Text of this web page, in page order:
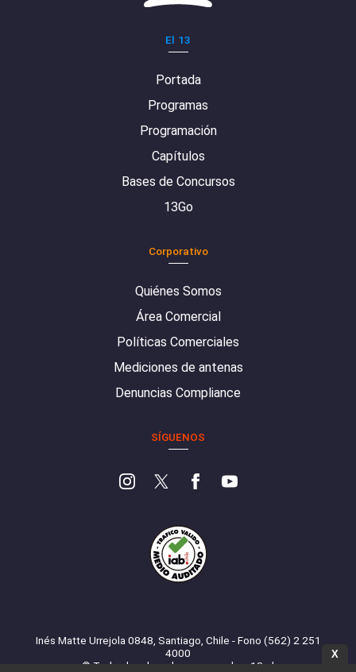
El 13
Portada
Programas
Programación
Capítulos
Bases de Concursos
13Go
Corporativo
Quiénes Somos
Área Comercial
Políticas Comerciales
Mediciones de antenas
Denuncias Compliance
SÍGUENOS
Inés Matte Urrejola 0848, Santiago, Chile - Fono (562) 2 251
4000
© Todos los derechos reservados. 13.cl
X